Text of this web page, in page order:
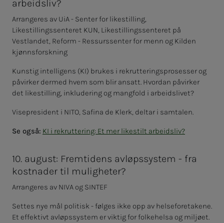
arbeidsliv?
Arrangeres av UiA - Senter for likestilling,
Likestillingssenteret KUN, Likestillingssenteret på
Vestlandet, Reform - Ressurssenter for menn og Kilden
kjønnsforskning
Kunstig intelligens (KI) brukes i rekrutteringsprosesser og
påvirker dermed hvem som blir ansatt. Hvordan påvirker
det likestilling, inkludering og mangfold i arbeidslivet?
Visepresident i NITO, Safina de Klerk, deltar i samtalen.
Se også: KI i rekruttering: Et mer likestilt arbeidsliv?
10. august: Fremtidens avløpssystem - fra
kostnader til muligheter?
Arrangeres av NIVA og SINTEF
Settes nye mål politisk - følges ikke opp av helseforetakene.
Et effektivt avløpssystem er viktig for folkehelsa og miljøet.